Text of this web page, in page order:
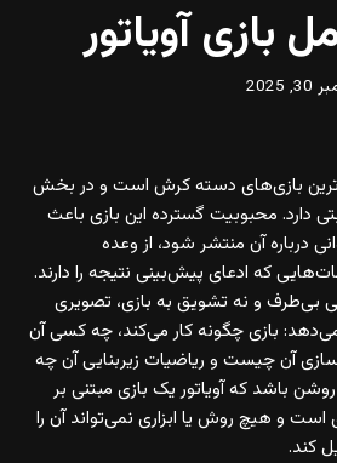
بازی آویاتور
بازی‌های دسته کرش است و در بخش
جایگاه ثابتی دارد. محبوبیت گسترده این بازی باعث
درباره آن منتشر شود، از وعده
که ادعای پیش‌بینی نتیجه را دارند.
بی‌طرف و نه تشویق به بازی، تصویری
می‌دهد: بازی چگونه کار می‌کند، چه کسی آن
آن چیست و ریاضیات زیربنایی آن چه
روشن باشد که آویاتور یک بازی مبتنی بر
است و هیچ روش یا ابزاری نمی‌تواند آن را
کند.